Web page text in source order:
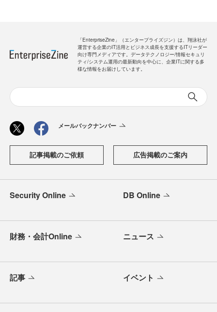
「EnterpriseZine」（エンタープライズジン）は、翔泳社が
運営する企業のIT活用とビジネス成長を支援するITリーダー
向け専門メディアです。データテクノロジー/情報セキュリ
ティ/システム運用の最新動向を中心に、企業ITに関する多
様な情報をお届けしています。
メールバックナンバー
記事掲載のご依頼 広告掲載のご案内
Security Online DB Online
財務・会計Online ニュース
記事 イベント